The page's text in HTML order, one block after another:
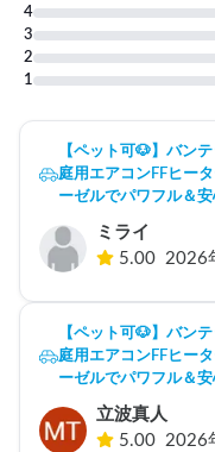
4
3
2
1
【ペット可🐶】バン
庭用エアコンFFヒー
ーゼルでパワフル＆
ミライ
5.00 2026
【ペット可🐶】バン
庭用エアコンFFヒー
ーゼルでパワフル＆
立波真人
5.00 2026